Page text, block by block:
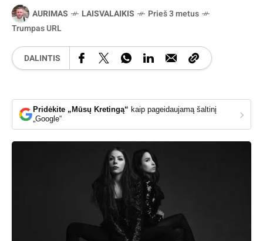
AURIMAS LAISVALAIKIS
Prieš 3 metus
Trumpas URL
DALINTIS
Pridėkite „Mūsų Kretingą“ kaip pageidaujamą šaltinį
„Google“
›